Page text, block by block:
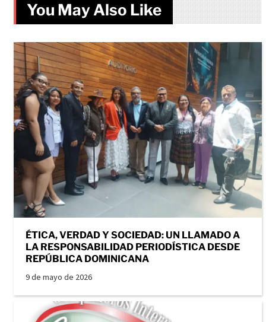
You May Also Like
ÉTICA, VERDAD Y SOCIEDAD: UN LLAMADO A
LA RESPONSABILIDAD PERIODÍSTICA DESDE
REPÚBLICA DOMINICANA
9 de mayo de 2026